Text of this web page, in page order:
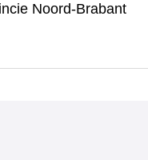
Noord-Brabant